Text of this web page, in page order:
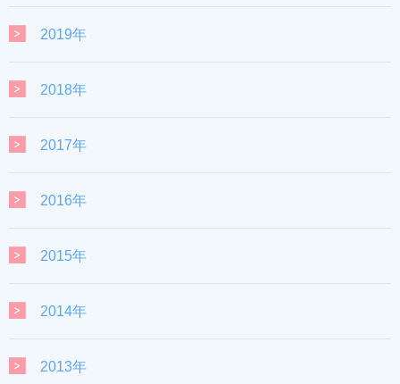
2019年
2018年
2017年
2016年
2015年
2014年
2013年